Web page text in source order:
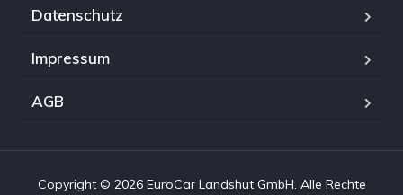
Datenschutz
Impressum
AGB
Copyright © 2026 EuroCar Landshut GmbH. Alle Rechte